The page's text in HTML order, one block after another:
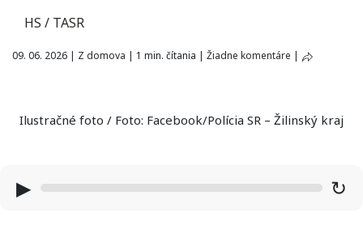
HS / TASR
09. 06. 2026 | Z domova | 1 min. čítania | Žiadne komentáre |
Ilustračné foto / Foto: Facebook/Polícia SR – Žilinský kraj
▶ ↻